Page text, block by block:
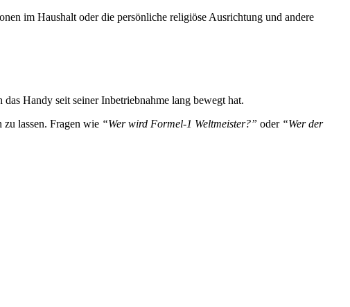
im Haushalt oder die persönliche religiöse Ausrichtung und andere
Handy seit seiner Inbetriebnahme lang bewegt hat.
lassen. Fragen wie “Wer wird Formel-1 Weltmeister?” oder “Wer der